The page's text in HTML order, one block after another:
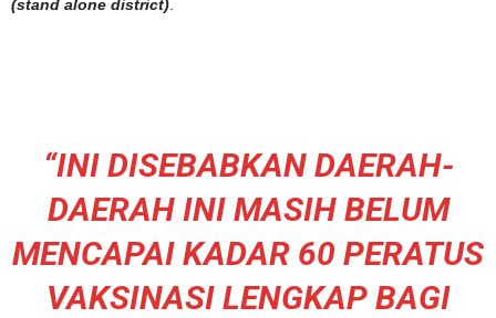
(stand alone district)
“INI DISEBABKAN DAERAH-
DAERAH INI MASIH BELUM
MENCAPAI KADAR 60 PERATUS
VAKSINASI LENGKAP BAGI